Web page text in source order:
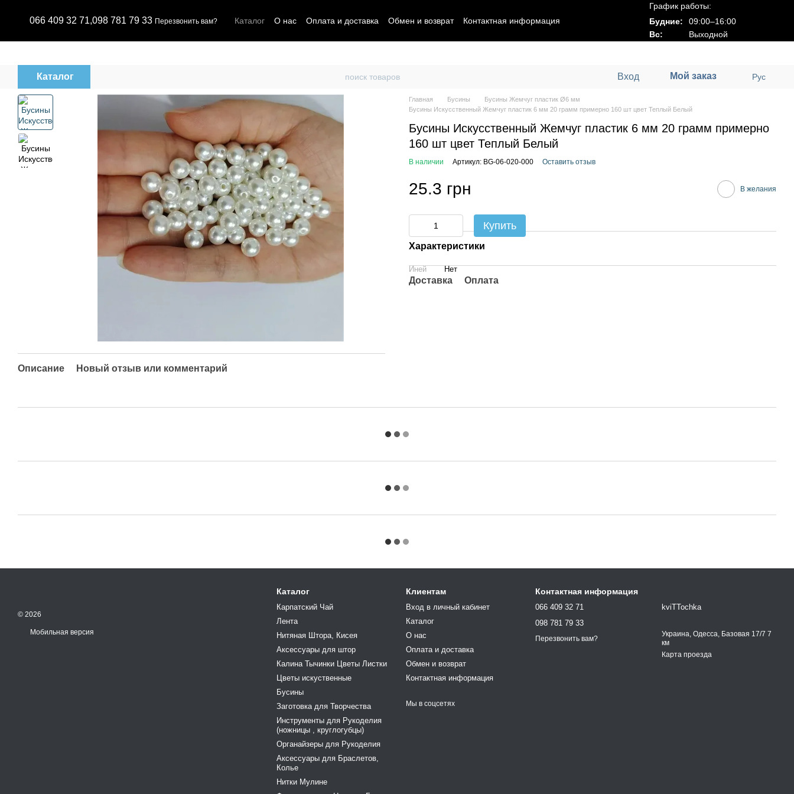
066 409 32 71,098 781 79 33 Перезвонить вам? Каталог О нас Оплата и доставка Обмен и возврат Контактная информация
График работы:
Будние:
09:00–16:00
Вс:
Выходной
Каталог Вход Мой заказ Рус
Описание Новый отзыв или комментарий
Главная Бусины
Бусины Жемчуг пластик Ø6 мм
Бусины Искусственный Жемчуг пластик 6 мм 20 грамм примерно 160 шт цвет Теплый Белый
Бусины Искусственный Жемчуг пластик 6 мм 20 грамм примерно
160 шт цвет Теплый Белый
В наличии Артикул: BG-06-020-000 Оставить отзыв
25.3 грн В желания
Купить
Характеристики
Иней Нет
Доставка Оплата
© 2026
Мобильная версия
Каталог
Карпатский Чай
Лента
Нитяная Штора, Кисея
Аксессуары для штор
Калина Тычинки Цветы Листки
Цветы искуственные
Бусины
Заготовка для Творчества
Инструменты для Рукоделия
(ножницы , круглогубцы)
Органайзеры для Рукоделия
Аксессуары для Браслетов,
Колье
Нитки Мулине
Клиентам
Вход в личный кабинет
Каталог
О нас
Оплата и доставка
Обмен и возврат
Контактная информация
Мы в соцсетях
Контактная информация
066 409 32 71
098 781 79 33
Перезвонить вам?
kviTTochka
Украина, Одесса, Базовая 17/7 7
км
Карта проезда